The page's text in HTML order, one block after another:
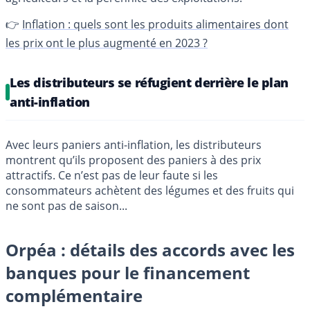
👉 Inflation : quels sont les produits alimentaires dont
les prix ont le plus augmenté en 2023 ?
Les distributeurs se réfugient derrière le plan
anti-inflation
Avec leurs paniers anti-inflation, les distributeurs
montrent qu’ils proposent des paniers à des prix
attractifs. Ce n’est pas de leur faute si les
consommateurs achètent des légumes et des fruits qui
ne sont pas de saison...
Orpéa : détails des accords avec les
banques pour le financement
complémentaire